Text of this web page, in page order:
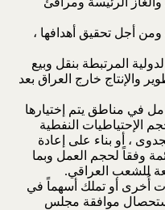
ومن أجل تحقيق أهدافها ،
المرتبطة بنقل وبيع
والإنتاج خارج العراق بعد
في مناطق يتم إختيارها
الإحتياطيات النفطية
، أو بناء على إعادة
وفقاً لحجم العمل وبما
للشعب العراقي.
أو تملك أسهماً في
موافقة مجلس